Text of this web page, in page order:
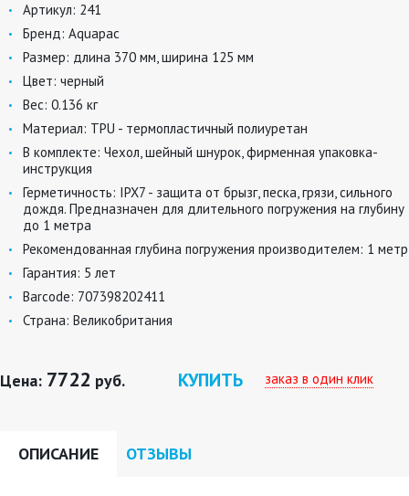
Артикул: 241
Бренд: Aquapac
Размер: длина 370 мм, ширина 125 мм
Цвет: черный
Вес: 0.136 кг
Материал: TPU - термопластичный полиуретан
В комплекте: Чехол, шейный шнурок, фирменная упаковка-
инструкция
Герметичность: IРХ7 - защита от брызг, песка, грязи, сильного
дождя. Предназначен для длительного погружения на глубину
до 1 метра
Рекомендованная глубина погружения производителем: 1 метр
Гарантия: 5 лет
Barcode: 707398202411
Страна: Великобритания
Цена: 7722 руб. КУПИТЬ заказ в один клик
ОПИСАНИЕ ОТЗЫВЫ